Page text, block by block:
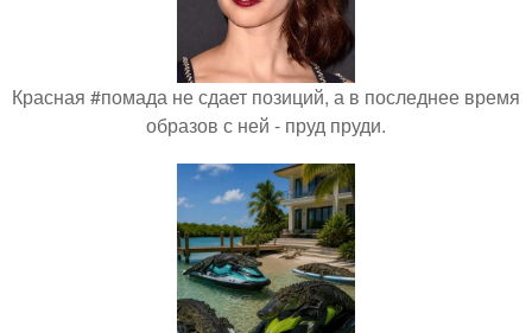
Красная #помада не сдает позиций, а в последнее время
образов с ней - пруд пруди.